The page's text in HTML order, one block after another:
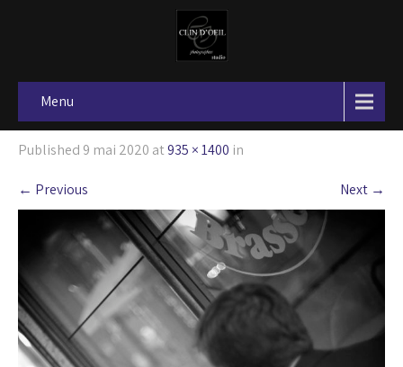
Menu
Published 9 mai 2020 at935 × 1400 in
← Previous Next →